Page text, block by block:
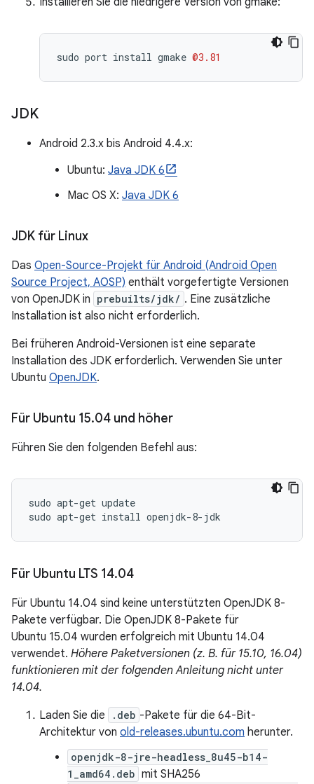
sudo port install gmake @3.81
JDK
Android 2.3.x bis Android 4.4.x:
Ubuntu: Java JDK 6
Mac OS X: Java JDK 6
JDK für Linux
Das Open-Source-Projekt für Android (Android Open
Source Project, AOSP) enthält vorgefertigte Versionen
von OpenJDK in prebuilts/jdk/ . Eine zusätzliche
Installation ist also nicht erforderlich.
Bei früheren Android-Versionen ist eine separate
Installation des JDK erforderlich. Verwenden Sie unter
Ubuntu OpenJDK.
Für Ubuntu 15.04 und höher
Führen Sie den folgenden Befehl aus:
sudo apt-get update
Für Ubuntu LTS 14.04
Für Ubuntu 14.04 sind keine unterstützten OpenJDK 8-
Pakete verfügbar. Die OpenJDK 8-Pakete für
Ubuntu 15.04 wurden erfolgreich mit Ubuntu 14.04
verwendet. Höhere Paketversionen (z. B. für 15.10, 16.04)
funktionieren mit der folgenden Anleitung nicht unter
14.04.
Laden Sie die
.deb -Pakete für die 64-Bit-
Architektur von old-releases.ubuntu.com herunter.
openjdk-8-jre-headless_8u45-b14-
1_amd64.deb mit SHA256